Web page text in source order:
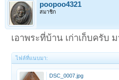
poopoo4321
สมาชิก
เอาพระที่บ้าน เก่าเก็บครับ
ไฟล์ที่แนบมา:
DSC_0007.jpg